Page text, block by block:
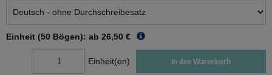
Einheit (50 Bögen): ab 26,50 €
Einheit(en) In den Warenkorb